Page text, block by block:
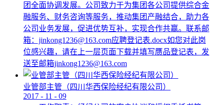
团全面协调发展。公司致力于为集团各公司提供综合金
融服务、财务咨询等服务，推动集团产融结合，助力各
公司业务发展，促进优势互补，实现合作共赢。联系邮
箱：jinkong1236@163.com应聘登记表.docx如您对此岗
位感兴趣，请在上一层页面下载并填写赝品登记表，发
送至邮箱jinkong1236@163.com
业管部主管（四川华西保险经纪有限公司）
2017 - 11 - 09